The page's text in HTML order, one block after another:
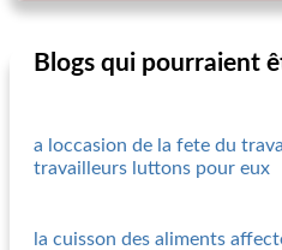
Blogs qui pourraient
a loccasion de la fete du
travailleurs luttons pour eux
la cuisson des aliments